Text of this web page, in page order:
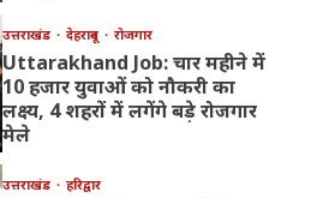
उत्तराखंड देहरादून रोजगार
Uttarakhand Job: चार महीने में
10 हजार युवाओं को नौकरी का
लक्ष्य, 4 शहरों में लगेंगे बड़े रोजगार
मेले
उत्तराखंड हरिद्वार